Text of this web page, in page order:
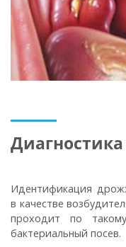
Идентификация
в качестве
проходит по
бактериальный посев.